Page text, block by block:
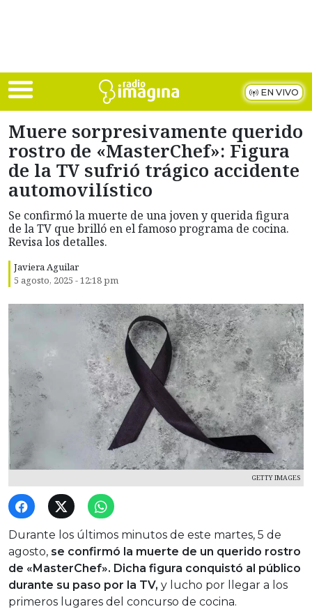
EN VIVO
Muere sorpresivamente querido
rostro de «MasterChef»: Figura
de la TV sufrió trágico accidente
automovilístico
Se confirmó la muerte de una joven y querida figura
de la TV que brilló en el famoso programa de cocina.
Revisa los detalles.
Javiera Aguilar
5 agosto, 2025 - 12:18 pm
GETTY IMAGES
Durante los últimos minutos de este martes, 5 de
agosto, se confirmó la muerte de un querido rostro
de «MasterChef». Dicha figura conquistó al público
durante su paso por la TV, y lucho por llegar a los
primeros lugares del concurso de cocina.